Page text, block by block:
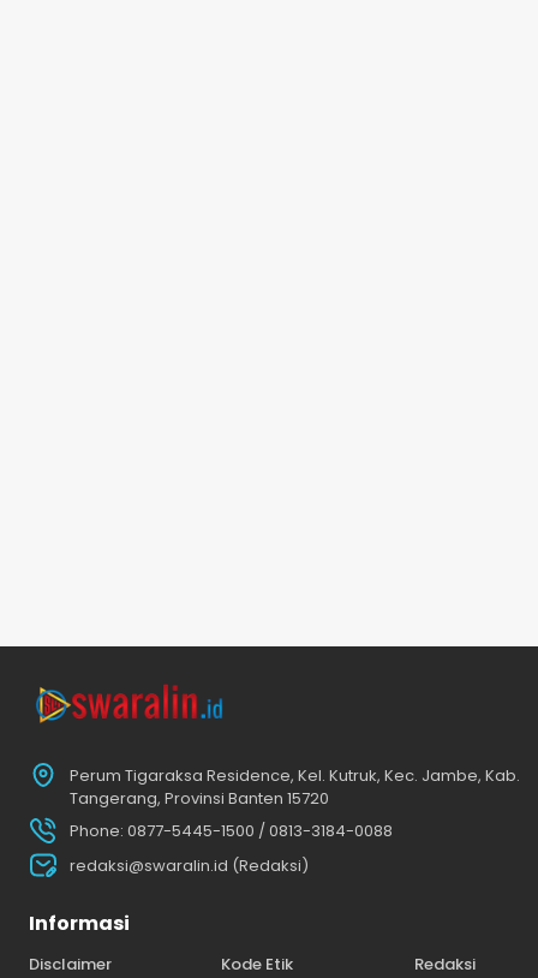
Perum Tigaraksa Residence, Kel. Kutruk, Kec. Jambe, Kab.
Tangerang, Provinsi Banten 15720
Phone: 0877-5445-1500 / 0813-3184-0088
redaksi@swaralin.id (Redaksi)
Informasi
Disclaimer Kode Etik
Redaksi